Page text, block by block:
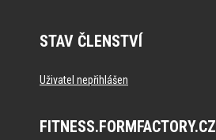
STAV ČLENSTVÍ
Uživatel nepřihlášen
FITNESS.FORMFACTORY.CZ